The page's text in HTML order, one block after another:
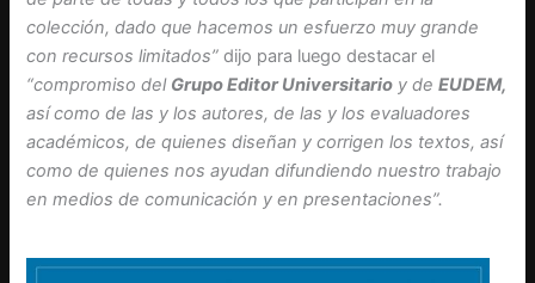
colección, dado que hacemos un esfuerzo muy grande
con recursos limitados” dijo para luego destacar el
“compromiso del Grupo Editor Universitario y deEUDEM,
así como de las y los autores, de las y los evaluadores
académicos, de quienes diseñan y corrigen los textos, así
como de quienes nos ayudan difundiendo nuestro trabajo
en medios de comunicación y en presentaciones”.